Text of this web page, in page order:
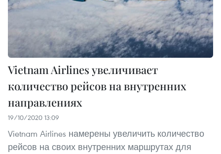
Vietnam Airlines увеличивает
количество рейсов на внутренних
направлениях
19/10/2020 13:09
Vietnam Airlines намерены увеличить количество
рейсов на своих внутренних маршрутах для